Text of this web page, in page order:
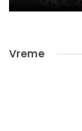
Vreme